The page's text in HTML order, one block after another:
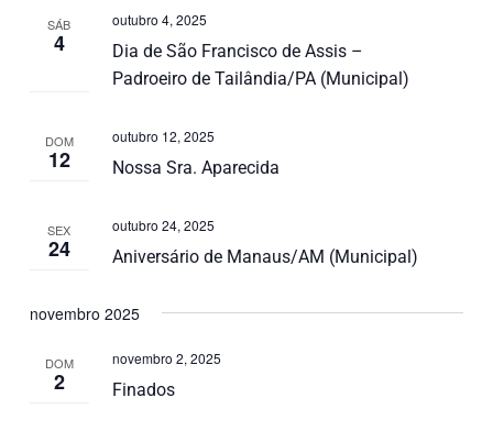
SÁB
4
Dia de São Francisco de Assis –
Padroeiro de Tailândia/PA (Municipal)
outubro 4, 2025
DOM
12 Nossa Sra. Aparecida
outubro 12, 2025
SEX
24 Aniversário de Manaus/AM (Municipal)
outubro 24, 2025
novembro 2025
DOM
2 Finados
novembro 2, 2025